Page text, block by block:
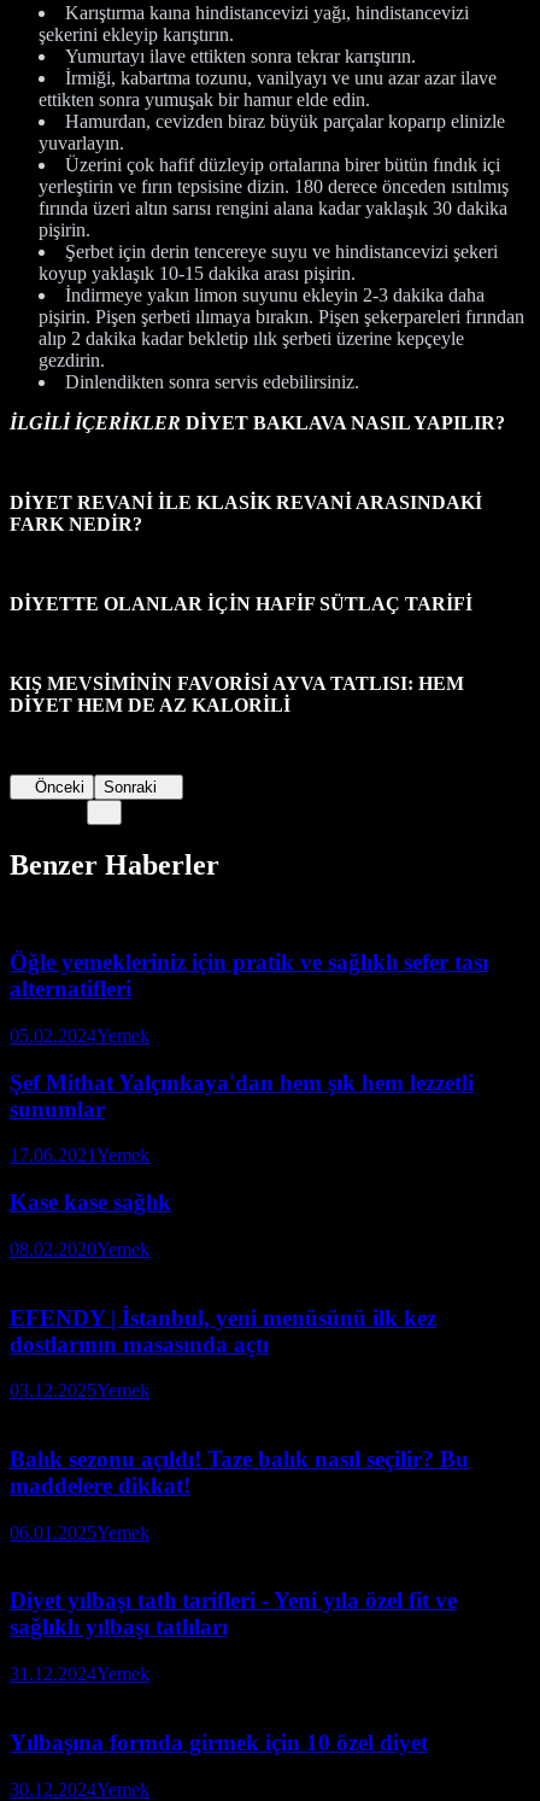
Karıştırma kaına hindistancevizi yağı, hindistancevizi
şekerini ekleyip karıştırın.
Yumurtayı ilave ettikten sonra tekrar karıştırın.
İrmiği, kabartma tozunu, vanilyayı ve unu azar azar ilave
ettikten sonra yumuşak bir hamur elde edin.
Hamurdan, cevizden biraz büyük parçalar koparıp elinizle
yuvarlayın.
Üzerini çok hafif düzleyip ortalarına birer bütün fındık içi
yerleştirin ve fırın tepsisine dizin. 180 derece önceden ısıtılmış
fırında üzeri altın sarısı rengini alana kadar yaklaşık 30 dakika
pişirin.
Şerbet için derin tencereye suyu ve hindistancevizi şekeri
koyup yaklaşık 10-15 dakika arası pişirin.
İndirmeye yakın limon suyunu ekleyin 2-3 dakika daha
pişirin. Pişen şerbeti ılımaya bırakın. Pişen şekerpareleri fırından
alıp 2 dakika kadar bekletip ılık şerbeti üzerine kepçeyle
gezdirin.
Dinlendikten sonra servis edebilirsiniz.
İLGİLİ İÇERİKLER DİYET BAKLAVA NASIL YAPILIR?
DİYET REVANİ İLE KLASİK REVANİ ARASINDAKİ
FARK NEDİR?
DİYETTE OLANLAR İÇİN HAFİF SÜTLAÇ TARİFİ
KIŞ MEVSİMİNİN FAVORİSİ AYVA TATLISI: HEM
DİYET HEM DE AZ KALORİLİ
Önceki Sonraki
Benzer Haberler
Öğle yemekleriniz için pratik ve sağlıklı sefer tası
alternatifleri
05.02.2024Yemek
Şef Mithat Yalçınkaya'dan hem şık hem lezzetli
sunumlar
17.06.2021Yemek
Kase kase sağlık
08.02.2020Yemek
EFENDY | İstanbul, yeni menüsünü ilk kez
dostlarının masasında açtı
03.12.2025Yemek
Balık sezonu açıldı! Taze balık nasıl seçilir? Bu
maddelere dikkat!
06.01.2025Yemek
Diyet yılbaşı tatlı tarifleri - Yeni yıla özel fit ve
sağlıklı yılbaşı tatlıları
31.12.2024Yemek
Yılbaşına formda girmek için 10 özel diyet
30.12.2024Yemek